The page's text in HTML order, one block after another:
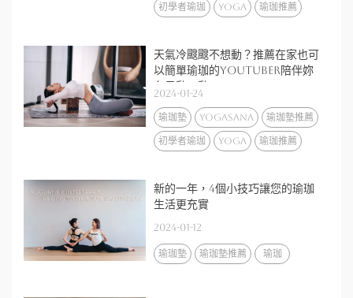
初學者瑜珈 yoga 瑜珈推薦
天氣冷颼颼不想動？推薦在家也可
以簡單瑜珈的youtuber陪伴妳
冬日動一動
2024-01-24
瑜珈墊 yogasana 瑜珈墊推薦
初學者瑜珈 yoga 瑜珈推薦
新的一年，4個小技巧讓您的瑜珈
生活更充實
2024-01-12
瑜珈墊 瑜珈墊推薦 瑜珈